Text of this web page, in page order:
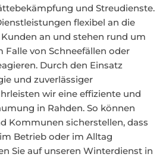
und Streudienste.
flexibel an die
an und stehen rund um
Falle von Schneefällen oder
Durch den Einsatz
und zuverlässiger
wir eine effiziente und
in Rahden. So können
Kommunen sicherstellen, dass
Betrieb oder im Alltag
Sie auf unseren Winterdienst in